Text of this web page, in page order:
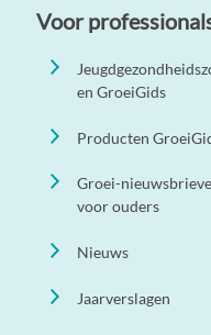
Voor
en GroeiGids
Producten
Groei-
voor ouders
Nieuws
Jaarverslagen